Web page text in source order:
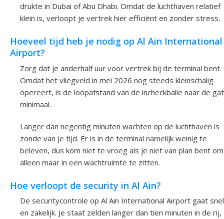
drukte in Dubai of Abu Dhabi. Omdat de luchthaven relatief
klein is, verloopt je vertrek hier efficiënt en zonder stress.
Hoeveel tijd heb je nodig op Al Ain International
Airport?
Zorg dat je anderhalf uur voor vertrek bij de terminal bent.
Omdat het vliegveld in mei 2026 nog steeds kleinschalig
opereert, is de loopafstand van de incheckbalie naar de
minimaal.
Langer dan negentig minuten wachten op de luchthaven is
zonde van je tijd. Er is in de terminal namelijk weinig te
beleven, dus kom niet te vroeg als je niet van plan bent om
alleen maar in een wachtruimte te zitten.
Hoe verloopt de security in Al Ain?
De securitycontrole op Al Ain International Airport gaat snel
en zakelijk. Je staat zelden langer dan tien minuten in de rij,